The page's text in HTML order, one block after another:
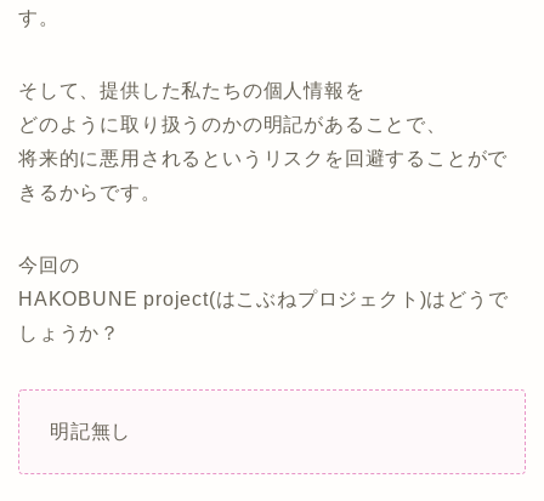
す。
そして、提供した私たちの個人情報を
どのように取り扱うのかの明記があることで、
将来的に悪用されるというリスクを回避することがで
きるからです。
今回の
HAKOBUNE project(はこぶねプロジェクト)はどうで
しょうか？
明記無し